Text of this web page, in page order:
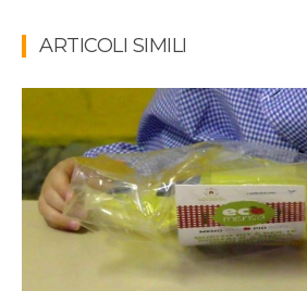
ARTICOLI SIMILI